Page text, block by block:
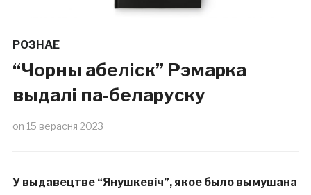
РОЗНАЕ
“Чорны абеліск” Рэмарка
выдалі па-беларуску
on 15 верасня 2023
У выдавецтве “Янушкевіч”, якое было вымушана